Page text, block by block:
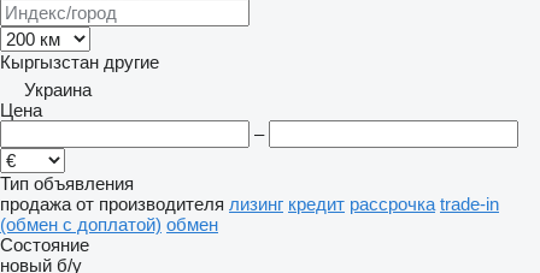
Кыргызстан другие
Украина
Цена
–
Тип объявления
продажа от производителя лизинг кредит рассрочка trade-in
(обмен с доплатой) обмен
Состояние
новый б/у